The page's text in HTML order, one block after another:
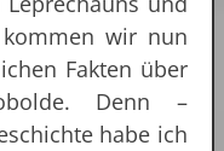
wir nun
Fakten über
Denn –
habe ich